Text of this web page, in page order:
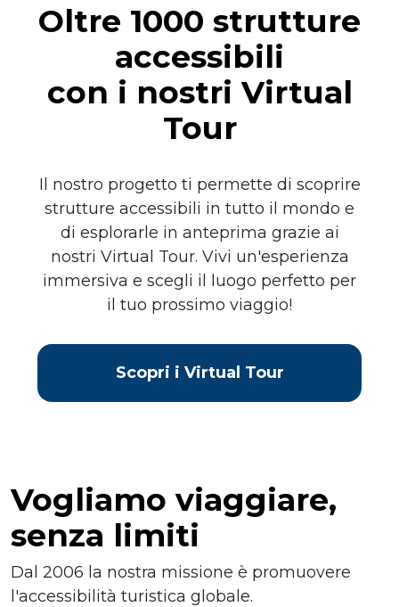
Oltre 1000 strutture
accessibili
con i nostri Virtual
Tour
Il nostro progetto ti permette di scoprire
strutture accessibili in tutto il mondo e
di esplorarle in anteprima grazie ai
nostri Virtual Tour. Vivi un'esperienza
immersiva e scegli il luogo perfetto per
il tuo prossimo viaggio!
Scopri i Virtual Tour
Vogliamo viaggiare,
senza limiti
Dal 2006 la nostra missione è promuovere
l'accessibilità turistica globale.